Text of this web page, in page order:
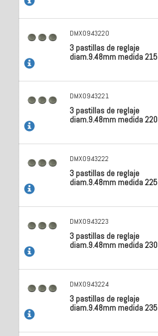
DMX0943220
3 pastillas de reglaje
diam.9.48mm medida 215
DMX0943221
3 pastillas de reglaje
diam.9.48mm medida 220
DMX0943222
3 pastillas de reglaje
diam.9.48mm medida 225
DMX0943223
3 pastillas de reglaje
diam.9.48mm medida 230
DMX0943224
3 pastillas de reglaje
diam.9.48mm medida 235